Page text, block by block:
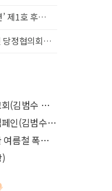
뜻한 나눔 실천
도시’ 실현 맞손
2026.08.06.을지연습 준비상황 보고회(김범수 부시장)
2026.08.05.이주노동자 노동존중 캠페인(김범수 부시장)
2026.08.03.정은경 보건복지부 장관 여름철 폭염 취약계층 보호대책(드론 예찰) 현장방문(김범수 부시장)